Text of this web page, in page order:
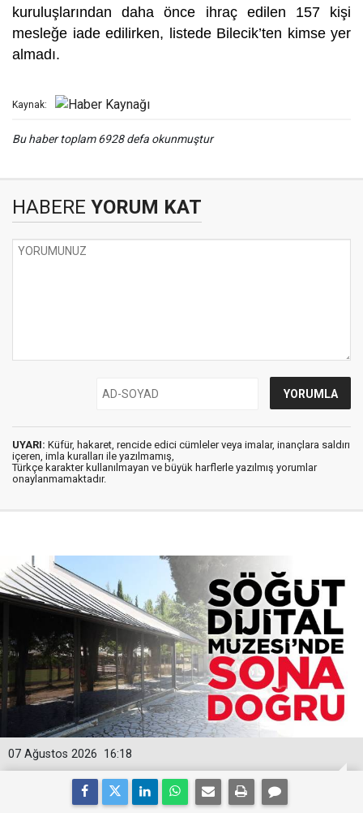
kuruluşlarından daha önce ihraç edilen 157 kişi
mesleğe iade edilirken, listede Bilecik’ten kimse yer
almadı.
Kaynak:
Bu haber toplam 6928 defa okunmuştur
HABERE YORUM KAT
UYARI: Küfür, hakaret, rencide edici cümleler veya imalar, inançlara saldırı
içeren, imla kuralları ile yazılmamış,
Türkçe karakter kullanılmayan ve büyük harflerle yazılmış yorumlar
onaylanmamaktadır.
16:18
07 Ağustos 2026